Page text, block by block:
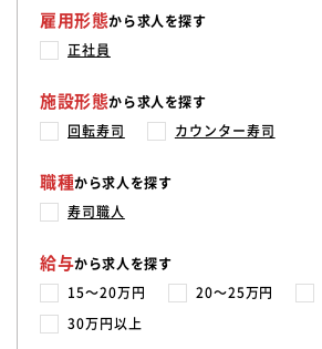
雇用形態から求人を探す
正社員
施設形態から求人を探す
回転寿司 カウンター寿司
職種から求人を探す
寿司職人
給与から求人を探す
15〜20万円 20〜25万円
30万円以上